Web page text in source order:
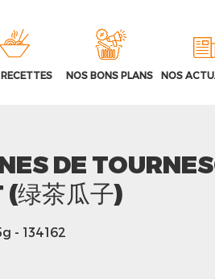
NOS BONS PLANS NOS
DE
(绿茶瓜子)
- 134162